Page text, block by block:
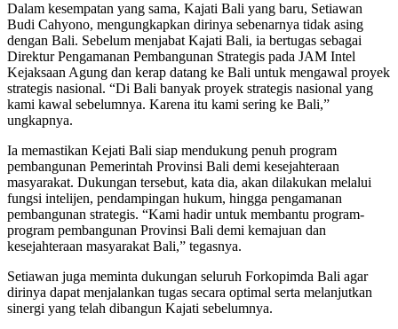
Dalam kesempatan yang sama, Kajati Bali yang baru, Setiawan
Budi Cahyono, mengungkapkan dirinya sebenarnya tidak asing
dengan Bali. Sebelum menjabat Kajati Bali, ia bertugas sebagai
Direktur Pengamanan Pembangunan Strategis pada JAM Intel
Kejaksaan Agung dan kerap datang ke Bali untuk mengawal proyek
strategis nasional. “Di Bali banyak proyek strategis nasional yang
kami kawal sebelumnya. Karena itu kami sering ke Bali,”
ungkapnya.
Ia memastikan Kejati Bali siap mendukung penuh program
pembangunan Pemerintah Provinsi Bali demi kesejahteraan
masyarakat. Dukungan tersebut, kata dia, akan dilakukan melalui
fungsi intelijen, pendampingan hukum, hingga pengamanan
pembangunan strategis. “Kami hadir untuk membantu program-
program pembangunan Provinsi Bali demi kemajuan dan
kesejahteraan masyarakat Bali,” tegasnya.
Setiawan juga meminta dukungan seluruh Forkopimda Bali agar
dirinya dapat menjalankan tugas secara optimal serta melanjutkan
sinergi yang telah dibangun Kajati sebelumnya.